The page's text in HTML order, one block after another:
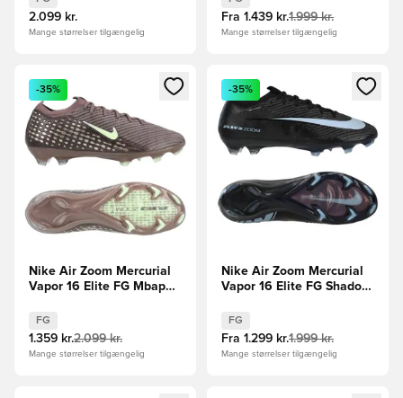
2.099 kr.
Mange størrelser tilgængelig
Fra 1.439 kr.1.999 kr.
Mange størrelser tilgængelig
Åbner en Modal til at logge ind eller tilmelde dig som
-35%
Nike Air Zoom Mercurial
Vapor 16 Elite FG Mbappé
Brun/Sølv
FG
1.359 kr.2.099 kr.
Mange størrelser tilgængelig
Åbner en Modal til at logge
-35%
Nike Air Zoom Mercurial
Vapor 16 Elite FG Shadow
FG
Fra 1.299 kr.1.999 kr.
Mange størrelser tilgængelig